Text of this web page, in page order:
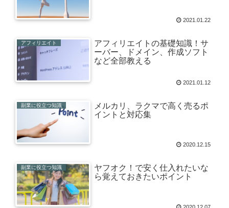
2021.01.22
アフィリエイト
アフィリエイトの基礎知識！サ
ーバー、ドメイン、作成ソフト
など全部教える
2021.01.12
副業に役立つ知識
メルカリ、ラクマで高く売るポ
イントと対応集
2020.12.15
副業に役立つ知識
ヤフオク！で安く仕入れたいな
ら覚えておきたいポイント